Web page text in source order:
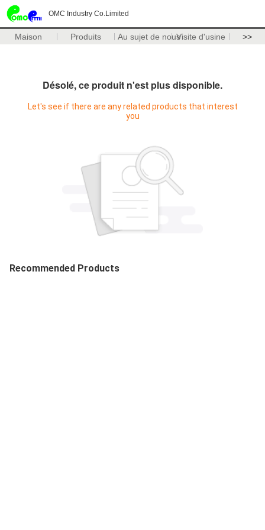
OMC Industry Co.Limited
Maison Produits Au sujet de nousVisite d'usine >>
Désolé, ce produit n'est plus disponible.
Let's see if there are any related products that interest
you
Recommended Products